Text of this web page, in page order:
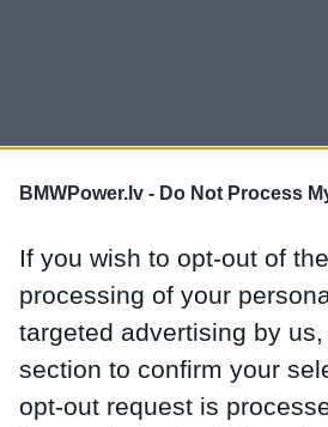
BMWPower.lv - Do Not Process
If you wish to opt-out of
processing of your
targeted advertising by
section to confirm your
opt-out request is